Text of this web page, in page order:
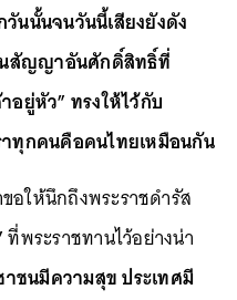
นนั้นจนวันนี้เสียงยังดัง
สัญญาอันศักดิ์สิทธิ์ที่
อยู่หัว” ทรงให้ไว้กับ
ทุกคนคือคนไทยเหมือนกัน
อให้นึกถึงพระราชดำรัส
ที่พระราชทานไว้อย่างน่า
ชนมีความสุข ประเทศมี